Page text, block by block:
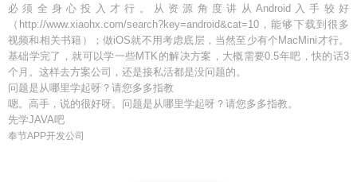
必须全身心投入才行。从资源角度讲从Android入手较好
（http://www.xiaohx.com/search?key=android&cat=10，能够下载到很多
视频和相关书籍）；做iOS就不用考虑底层，当然至少有个MacMini才行。
基础学完了，就可以学一些MTK的解决方案，大概需要0.5年吧，快的话3
个月。这样去方案公司，还是接私活都是没问题的。
问题是从哪里学起呀？请您多多指教
嗯。高手，说的很好呀。问题是从哪里学起呀？请您多多指教。
先学JAVA吧
奉节APP开发公司